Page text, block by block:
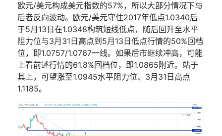
欧元/美元构成美元指数的57%，所以大部分情况下与
后者反向波动。欧元/美元守住2017年低点1.0340后
于5月 13 日在1.0348构筑短线低点，随后回升至水平
阻力位与3月 31 日高点到 5月 13 日低点行情的50%回档
位，即1.0757/1.0767一线。如果后市继续冲高，可能
上看前述行情的61.8%回档位，即1.0865附近。站于
其上，可望涨至1.0945水平阻力位、 3月 31 日高点
1.1185。